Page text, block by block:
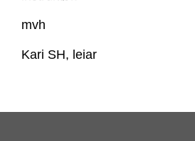
mvh
Kari SH, leiar